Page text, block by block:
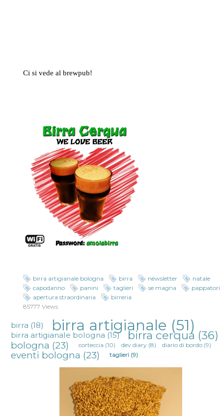
Ci si vede al brewpub!
birra artigianale bologna birra newsletter
natale
capodanno
panini taglieri se magna
apertura straordinaria
birreria
85777 Views
birra (18) birra artigianale (51)
birra artigianale bologna (15) birra cerqua (36)
bologna (23) corteccia (10) dev diary(8) diario di bordo(9)
eventi bologna (23) taglieri(9)